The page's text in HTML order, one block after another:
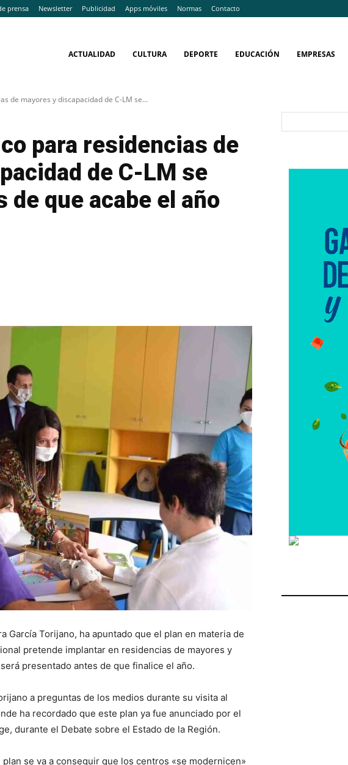
prensa Newsletter Publicidad Apps móviles Normas Contacto
ACTUALIDAD CULTURA DEPORTE EDUCACIÓN EMPRESAS
de mayores y discapacidad de C-LM se...
para residencias de
de C-LM se
que acabe el año
García Torijano, ha apuntado que el plan en materia de
pretende implantar en residencias de mayores y
presentado antes de que finalice el año.
a preguntas de los medios durante su visita al
ha recordado que este plan ya fue anunciado por el
durante el Debate sobre el Estado de la Región.
se va a conseguir que los centros «se modernicen»